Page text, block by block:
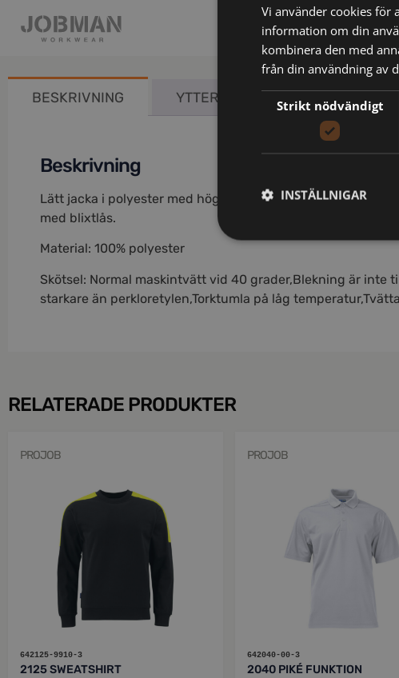
BESKRIVNING YTTERLIGARE INFORMATION
Beskrivning
Lätt jacka i polyester med hög stretchfunktion som ger
med blixtlås.
Material: 100% polyester
Skötsel: Normal maskintvätt vid 40 grader,Blekning är inte
starkare än perkloretylen,Torktumla på låg
RELATERADE PRODUKTER
PROJOB
642125-9910-3
2125 SWEATSHIRT
PROJOB
642040-00-3
2040 PIKÉ FUNKTION
Vi använder cookies för
information om din
kombinera den med
från din användning av
Strikt nödvändigt
INSTÄLLNIGAR